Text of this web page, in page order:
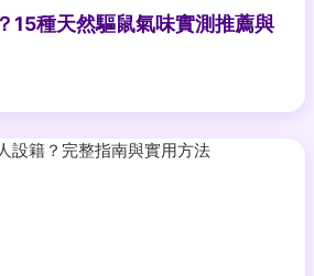
15種天然驅鼠氣味實測推薦與